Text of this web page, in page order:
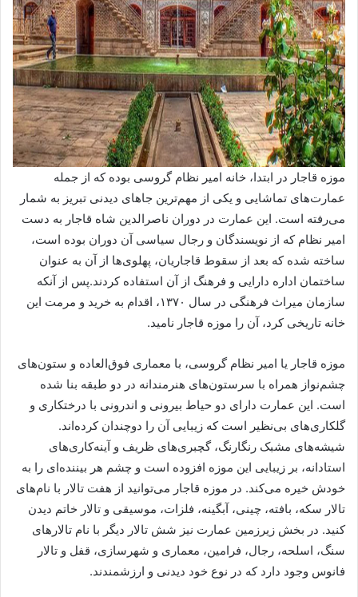
موزه قاجار در ابتدا، خانه امیر نظام گروسی بوده که از جمله
عمارت‌های تماشایی و یکی از مهم‌ترین جاهای دیدنی تبریز به شمار
می‌رفته است. این عمارت در دوران ناصرالدین شاه قاجار به دست
امیر نظام که از نویسندگان و رجال سیاسی آن دوران بوده است،
ساخته شده که بعد از سقوط قاجاریان، پهلوی‌ها از آن به عنوان
ساختمان اداره دارایی و فرهنگ از آن استفاده کردند.پس از آنکه
سازمان میراث فرهنگی در سال ۱۳۷۰، اقدام به خرید و مرمت این
خانه تاریخی کرد، آن را موزه قاجار نامید.
موزه قاجار یا امیر نظام گروسی، با معماری فوق‌العاده و ستون‌های
چشم‌نواز همراه با سرستون‌های هنرمندانه در دو طبقه بنا شده
است. این عمارت دارای دو حیاط بیرونی و اندرونی با درختکاری و
گلکاری‌های بی‌نظیر است که زیبایی آن را دوچندان کرده‌اند.
شیشه‌های مشبک رنگارنگ، گچبری‌های ظریف و آینه‌کاری‌های
استادانه، بر زیبایی این موزه افزوده است و چشم هر بیننده‌ای را به
خودش خیره می‌کند. در موزه قاجار می‌توانید از هفت تالار با نام‌های
تالار سکه، بافته، چینی، آبگینه، فلزات، موسیقی و تالار خاتم دیدن
کنید. در بخش زیرزمین عمارت نیز شش تالار دیگر با نام‌ تالارهای
سنگ، اسلحه، رجال، فرامین، معماری و شهرسازی، قفل و تالار
فانوس وجود دارد که در نوع خود دیدنی و ارزشمندند.